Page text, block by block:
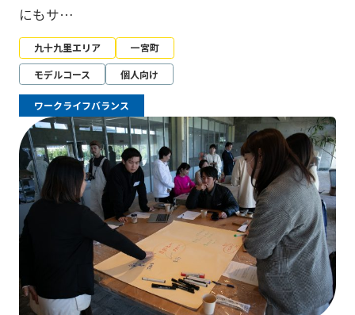
にもサ…
九十九里エリア
一宮町
モデルコース
個人向け
ワークライフバランス